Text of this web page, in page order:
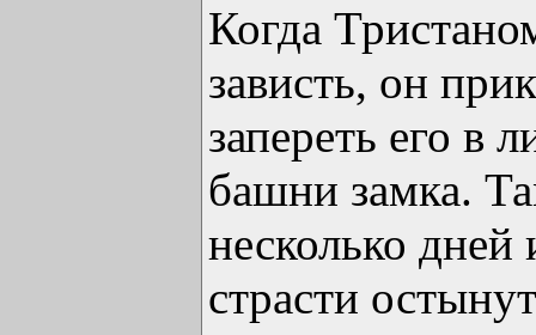
Когда
зависть, он
запереть его в
башни замка.
несколько дней
страсти